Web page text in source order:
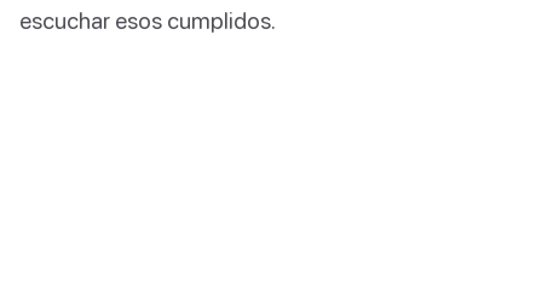
escuchar esos cumplidos.